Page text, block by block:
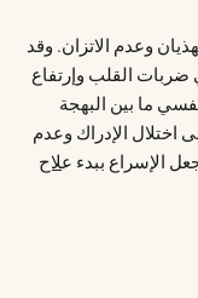
وعدم الاتزان. وقد
القلب وإرتفاع
ما بين البهجة
اختلال الإدراك وعدم
الإسراع ببدء علاح